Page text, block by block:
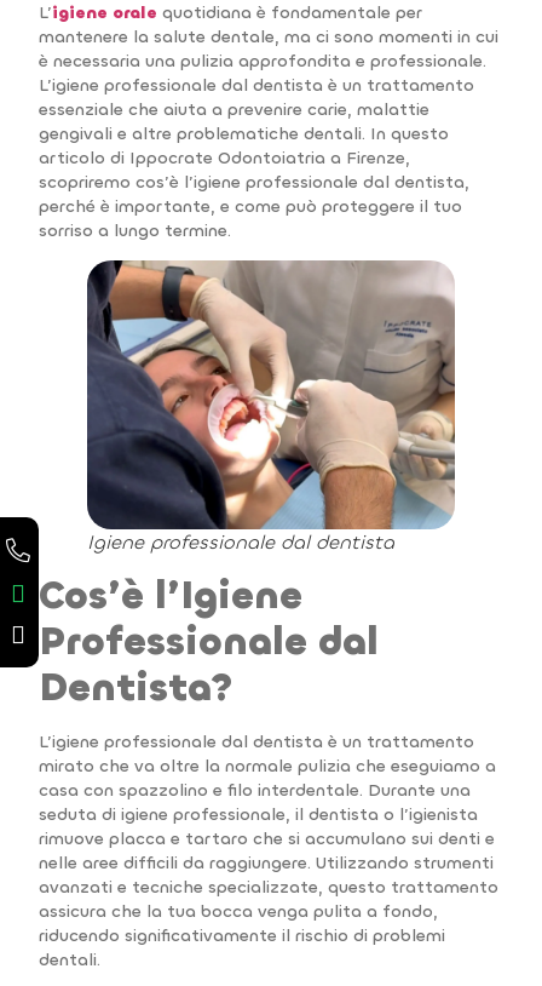
L’igiene orale quotidiana è fondamentale per
mantenere la salute dentale, ma ci sono momenti in cui
è necessaria una pulizia approfondita e professionale.
L’igiene professionale dal dentista è un trattamento
essenziale che aiuta a prevenire carie, malattie
gengivali e altre problematiche dentali. In questo
articolo di Ippocrate Odontoiatria a Firenze,
scopriremo cos’è l’igiene professionale dal dentista,
perché è importante, e come può proteggere il tuo
sorriso a lungo termine.
Igiene professionale dal dentista
Cos’è l’Igiene
Professionale dal
Dentista?
L’igiene professionale dal dentista è un trattamento
mirato che va oltre la normale pulizia che eseguiamo a
casa con spazzolino e filo interdentale. Durante una
seduta di igiene professionale, il dentista o l’igienista
rimuove placca e tartaro che si accumulano sui denti e
nelle aree difficili da raggiungere. Utilizzando strumenti
avanzati e tecniche specializzate, questo trattamento
assicura che la tua bocca venga pulita a fondo,
riducendo significativamente il rischio di problemi
dentali.